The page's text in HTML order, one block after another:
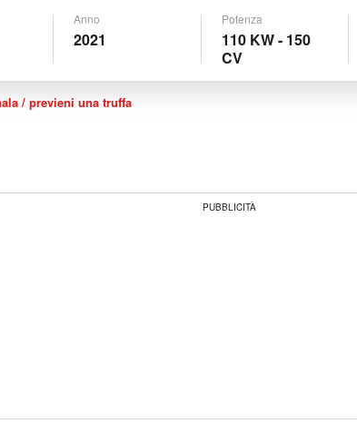
Anno
2021
Potenza
110 KW - 150
CV
/ previeni una truffa
PUBBLICITÀ